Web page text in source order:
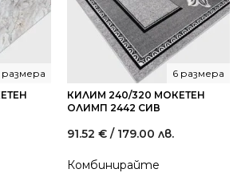
размера
КИЛИМ 240/320 МОКЕТЕН
ОЛИМП 2442 СИВ
6 размера
91.52 € / 179.00 лв.
Комбинирайте